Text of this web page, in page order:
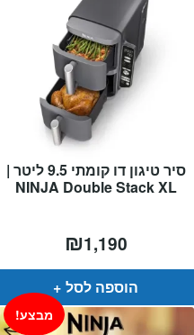
סיר טיגון דו קומתי 9.5 ליטר |
NINJA Double Stack XL
₪1,190
הוספה לסל
מבצע!